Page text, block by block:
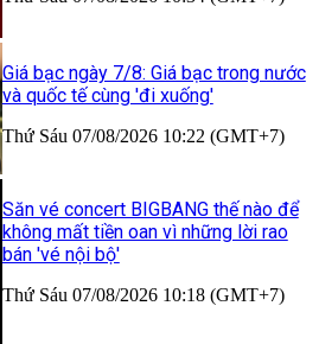
Giá bạc ngày 7/8: Giá bạc trong nước
và quốc tế cùng 'đi xuống'
Thứ Sáu 07/08/2026 10:22 (GMT+7)
Săn vé concert BIGBANG thế nào để
không mất tiền oan vì những lời rao
bán 'vé nội bộ'
Thứ Sáu 07/08/2026 10:18 (GMT+7)